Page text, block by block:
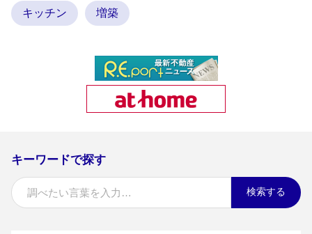
キーワードで探す
検索する
キッチン 増築